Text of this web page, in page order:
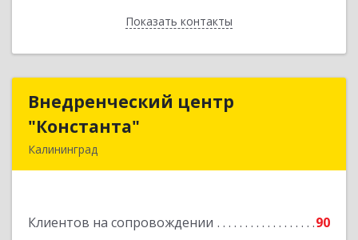
Показать контакты
Назад
Внедренческий центр
"Константа"
Калининград
Клиентов на сопровождении
90
Внедренческий центр
Подробнее